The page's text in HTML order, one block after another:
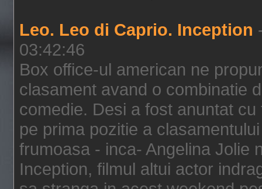
Leo. Leo di Caprio. Inception
03:42:46
Box office-ul american ne
clasament avand o combinatie
comedie. Desi a fost anuntat
pe prima pozitie a
frumoasa - inca- Angelina Jolie
Inception, filmul altui actor